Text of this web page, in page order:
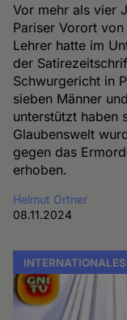
Vor mehr als vier
Pariser Vorort
Lehrer hatte im
der
Schwurgericht in
sieben Männer
unterstützt haben
Glaubenswelt
gegen das
erhoben.
Helmut Ortner
08.11.2024
INTERNATIONALES